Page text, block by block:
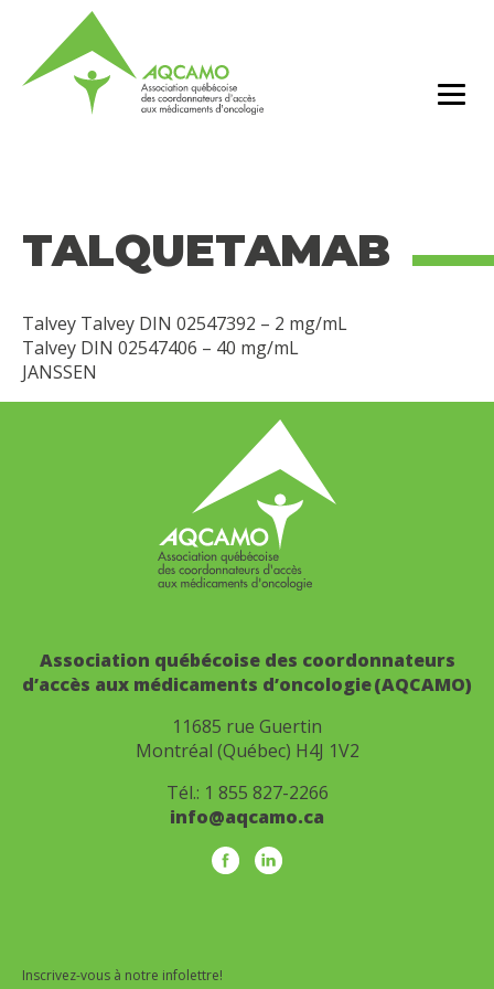
TALQUETAMAB
Talvey Talvey DIN 02547392 – 2 mg/mL
Talvey DIN 02547406 – 40 mg/mL
JANSSEN
Association québécoise des coordonnateurs
d’accès aux médicaments d’oncologie (AQCAMO)
11685 rue Guertin
Montréal (Québec) H4J 1V2
Tél.: 1 855 827-2266
info@aqcamo.ca
Inscrivez-vous à notre infolettre!